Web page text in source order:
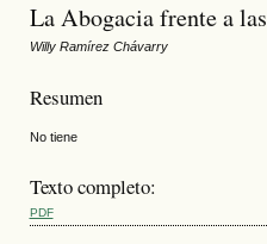
La Abogacia frente a
Willy Ramírez Chávarry
Resumen
No tiene
Texto completo:
PDF